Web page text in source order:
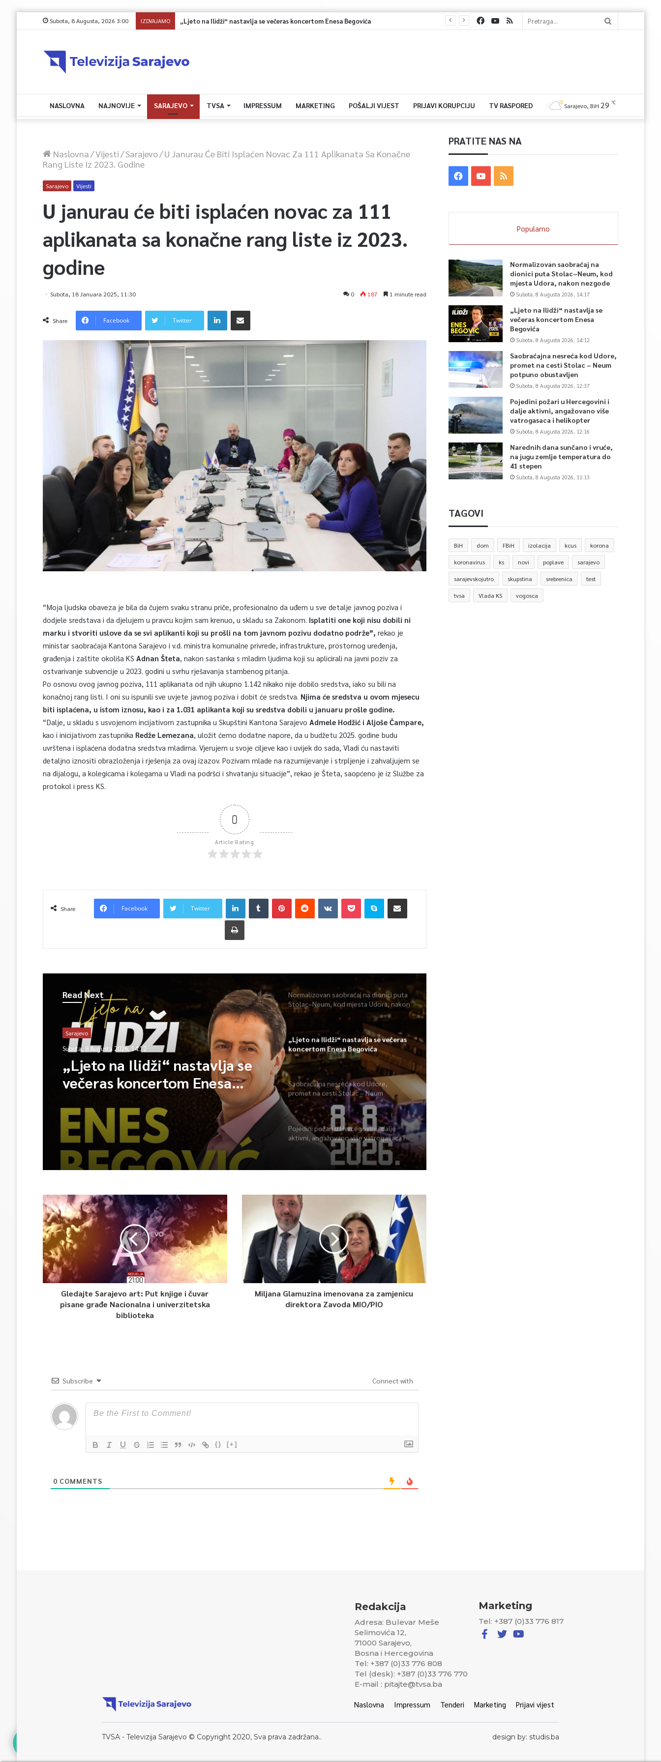
Subota, 8 Augusta, 2026 3:00 IZDVAJAMO „Ljeto na Ilidži“ nastavlja se večeras koncertom Enesa Begovića
NASLOVNA NAJNOVIJE SARAJEVO TVSA IMPRESSUM MARKETING POŠALJI VIJEST PRIJAVI KORUPCIJU TV RASPORED Sarajevo, BiH 29 ℃
Naslovna/Vijesti/Sarajevo/U Janurau Će Biti Isplaćen Novac Za 111 Aplikanata Sa Konačne
Rang Liste Iz 2023. Godine
Sarajevo Vijesti
U janurau će biti isplaćen novac za 111
aplikanata sa konačne rang liste iz 2023.
godine
Subota, 18 Januara 2025, 11:30 0 187 1 minute read
Share Facebook Twitter
“Moja ljudska obaveza je bila da čujem svaku stranu priče, profesionalno da uđem u sve detalje javnog poziva i
dodjele sredstava i da djelujem u pravcu kojim sam krenuo, u skladu sa Zakonom. Isplatiti one koji nisu dobili ni
marku i stvoriti uslove da se svi aplikanti koji su prošli na tom javnom pozivu dodatno podrže”, rekao je
ministar saobraćaja Kantona Sarajevo i v.d. ministra komunalne privrede, infrastrukture, prostornog uređenja,
građenja i zaštite okoliša KS Adnan Šteta, nakon sastanka s mladim ljudima koji su aplicirali na javni poziv za
ostvarivanje subvencije u 2023. godini u svrhu rješavanja stambenog pitanja.
Po osnovu ovog javnog poziva, 111 aplikanata od njih ukupno 1.142 nikako nije dobilo sredstva, iako su bili na
konačnoj rang listi. I oni su ispunili sve uvjete javnog poziva i dobit će sredstva. Njima će sredstva u ovom mjesecu
biti isplaćena, u istom iznosu, kao i za 1.031 aplikanta koji su sredstva dobili u januaru prošle godine.
“Dalje, u skladu s usvojenom incijativom zastupnika u Skupštini Kantona Sarajevo Admele Hodžić i Aljoše Čampare,
kao i inicijativom zastupnika Redže Lemezana, uložit ćemo dodatne napore, da u budžetu 2025. godine budu
uvrštena i isplaćena dodatna sredstva mladima. Vjerujem u svoje ciljeve kao i uvijek do sada, Vladi ću nastaviti
detaljno iznositi obrazloženja i rješenja za ovaj izazov. Pozivam mlade na razumijevanje i strpljenje i zahvaljujem se
na dijalogu, a kolegicama i kolegama u Vladi na podršci i shvatanju situacije”, rekao je Šteta, saopćeno je iz Službe za
protokol i press KS.
0
Article Rating
Share Facebook Twitter
Read Next
Sarajevo
Subota, 8 Augusta 2026, 14:12
„Ljeto na Ilidži“ nastavlja se
večeras koncertom Enesa
Normalizovan saobraćaj na dionici puta
Stolac–Neum, kod mjesta Udora, nakon
nezgode
„Ljeto na Ilidži“ nastavlja se večeras
koncertom Enesa Begovića
Saobraćajna nesreća kod Udore,
promet na cesti Stolac – Neum
potpuno obustavljen
Pojedini požari u Hercegovini i dalje
aktivni, angažovano više vatrogasaca i
helikopter
Gledajte Sarajevo art: Put knjige i čuvar
pisane građe Nacionalna i univerzitetska
biblioteka
Miljana Glamuzina imenovana za zamjenicu
direktora Zavoda MIO/PIO
Subscribe Connect with
{} [+]
0 COMMENTS
PRATITE NAS NA
Popularno
Normalizovan saobraćaj na
dionici puta Stolac–Neum, kod
mjesta Udora, nakon nezgode
Subota, 8 Augusta 2026, 14:17
„Ljeto na Ilidži“ nastavlja se
večeras koncertom Enesa
Begovića
Subota, 8 Augusta 2026, 14:12
Saobraćajna nesreća kod Udore,
promet na cesti Stolac – Neum
potpuno obustavljen
Subota, 8 Augusta 2026, 12:37
Pojedini požari u Hercegovini i
dalje aktivni, angažovano više
vatrogasaca i helikopter
Subota, 8 Augusta 2026, 12:16
Narednih dana sunčano i vruće,
na jugu zemlje temperatura do
41 stepen
Subota, 8 Augusta 2026, 11:13
TAGOVI
BiH dom FBiH izolacija kcus korona
koronavirus ks novi poplave sarajevo
sarajevskojutro skupstina srebrenica test
tvsa Vlada KS vogosca
Redakcija
Adresa: Bulevar Meše
Selimovića 12,
71000 Sarajevo,
Bosna i Hercegovina
Tel: +387 (0)33 776 808
Tel (desk): +387 (0)33 776 770
E-mail : pitajte@tvsa.ba
Marketing
Tel: +387 (0)33 776 817
Naslovna Impressum Tenderi Marketing Prijavi vijest
TVSA - Televizija Sarajevo © Copyright 2020, Sva prava zadržana.. design by: studis.ba